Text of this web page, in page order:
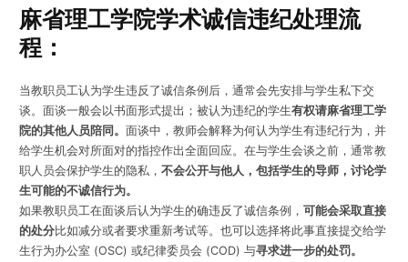
麻省理工学院学术诚信违纪处理流
程：
当教职员工认为学生违反了诚信条例后，通常会先安排与学生私下交
谈。面谈一般会以书面形式提出；被认为违纪的学生有权请麻省理工学
院的其他人员陪同。 面谈中，教师会解释为何认为学生有违纪行为，并
给学生机会对所面对的指控作出全面回应。在与学生会谈之前，通常教
职人员会保护学生的隐私， 不会公开与他人，包括学生的导师，讨论学
生可能的不诚信行为。
如果教职员工在面谈后认为学生的确违反了诚信条例， 可能会采取直接
的处分比如减分或者要求重新考试等。也可以选择将此事直接提交给学
生行为办公室 (OSC) 或纪律委员会 (COD) 与寻求进一步的处罚。